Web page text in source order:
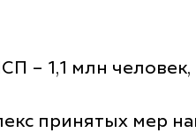
– 1,1 млн
принятых мер